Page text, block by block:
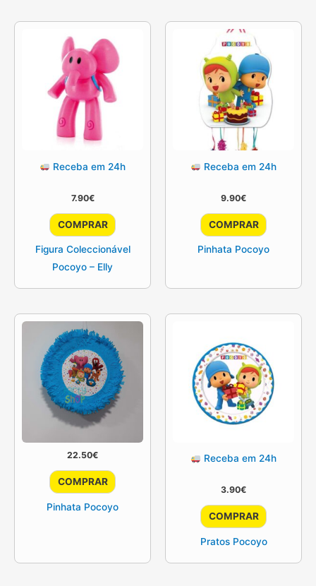
Receba em 24h
7.90€
COMPRAR
Figura Coleccionável
Pocoyo – Elly
Receba em 24h
9.90€
COMPRAR
Pinhata Pocoyo
22.50€
COMPRAR
Pinhata Pocoyo
Receba em 24h
3.90€
COMPRAR
Pratos Pocoyo